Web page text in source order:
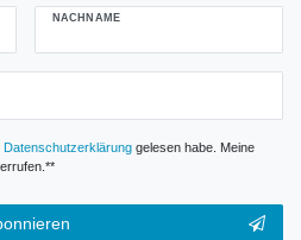
NACHNAME
Daten­schutz­erklärunggelesen habe. Meine